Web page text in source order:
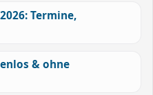
Termine,
& ohne